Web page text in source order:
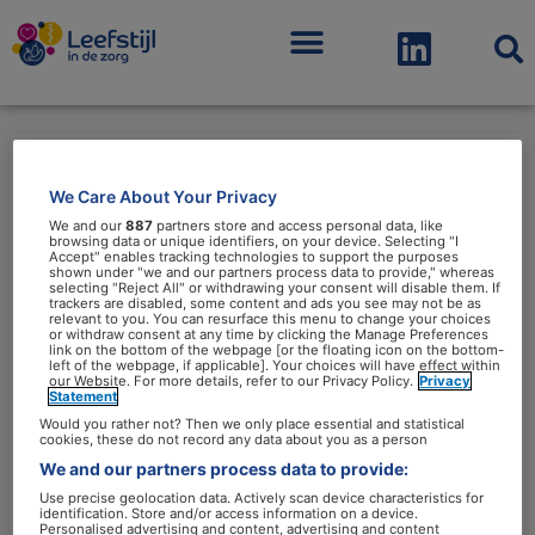
Menu
zorgstandaard
Nieuwe
zorgstandaard
maakt
leefstijl
vast
onderdeel
We Care About Your Privacy
We and our887 partners store and access personal data, like
browsing data or unique identifiers, on your device. Selecting "I
Accept" enables tracking technologies to support the purposes
shown under "we and our partners process data to provide," whereas
selecting "Reject All" or withdrawing your consent will disable them. If
trackers are disabled, some content and ads you see may not be as
relevant to you. You can resurface this menu to change your choices
or withdraw consent at any time by clicking the Manage Preferences
link on the bottom of the webpage [or the floating icon on the bottom-
left of the webpage, if applicable]. Your choices will have effect within
our Website. For more details, refer to our Privacy Policy. Privacy
Statement
Would you rather not? Then we only place essential and statistical
cookies, these do not record any data about you as a person
We and our partners process data to provide:
Use precise geolocation data. Actively scan device characteristics for
identification. Store and/or access information on a device.
Personalised advertising and content, advertising and content